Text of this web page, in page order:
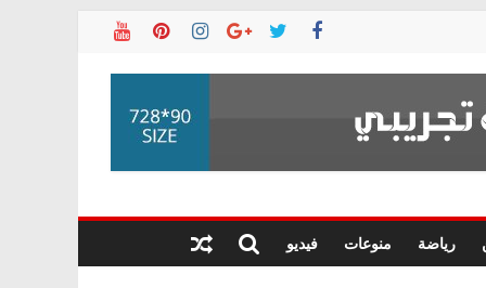
رياضة منوعات فيديو